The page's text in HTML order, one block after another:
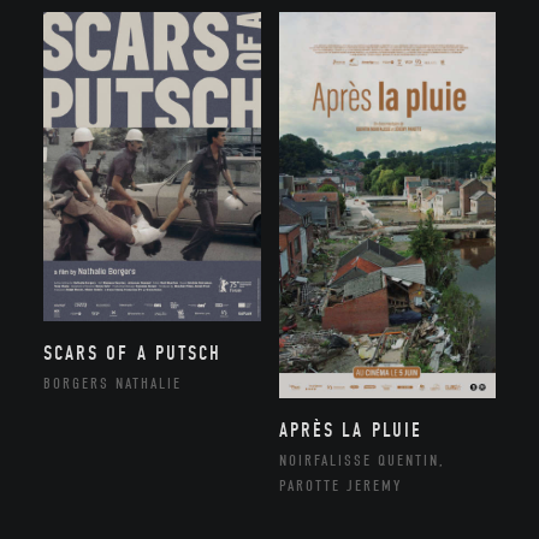
SCARS OF A PUTSCH
BORGERS NATHALIE
APRÈS LA PLUIE
NOIRFALISSE QUENTIN,
PAROTTE JEREMY